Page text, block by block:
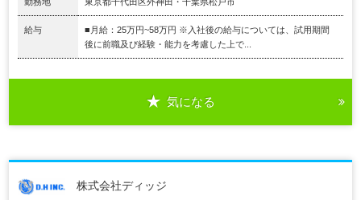
給与
■月給：25万円~58万円 ※入社後の給与については、試用期間
後に前職及び経験・能力を考慮した上で...
気になる
株式会社ディッジ